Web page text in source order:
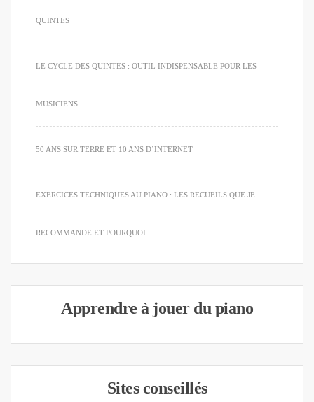
QUINTES
LE CYCLE DES QUINTES : OUTIL INDISPENSABLE POUR LES
MUSICIENS
50 ANS SUR TERRE ET 10 ANS D’INTERNET
EXERCICES TECHNIQUES AU PIANO : LES RECUEILS QUE JE
RECOMMANDE ET POURQUOI
Apprendre à jouer du piano
Sites conseillés